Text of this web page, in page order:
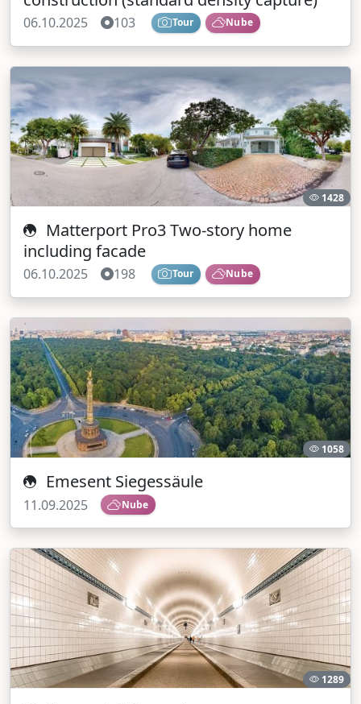
06.10.2025 103 Tour Nube
1428
Matterport Pro3 Two-story home
including facade
06.10.2025 198 Tour Nube
1058
Emesent Siegessäule
11.09.2025 Nube
1289